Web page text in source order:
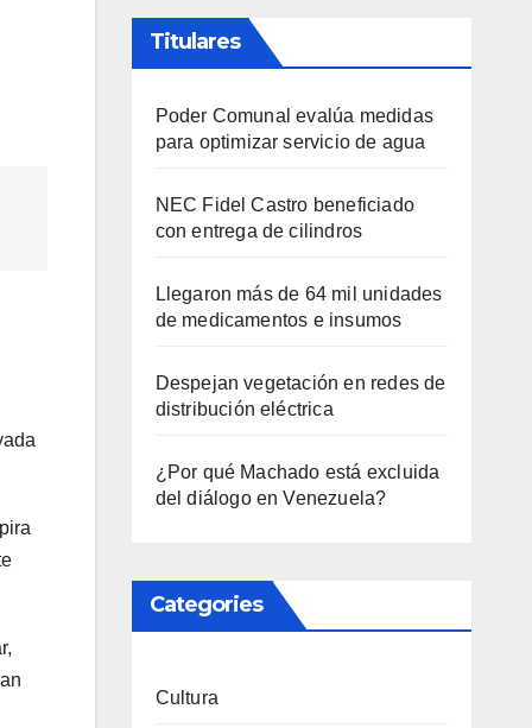
Titulares
Poder Comunal evalúa medidas
para optimizar servicio de agua
NEC Fidel Castro beneficiado
con entrega de cilindros
Llegaron más de 64 mil unidades
de medicamentos e insumos
Despejan vegetación en redes de
distribución eléctrica
¿Por qué Machado está excluida
del diálogo en Venezuela?
Categories
Cultura